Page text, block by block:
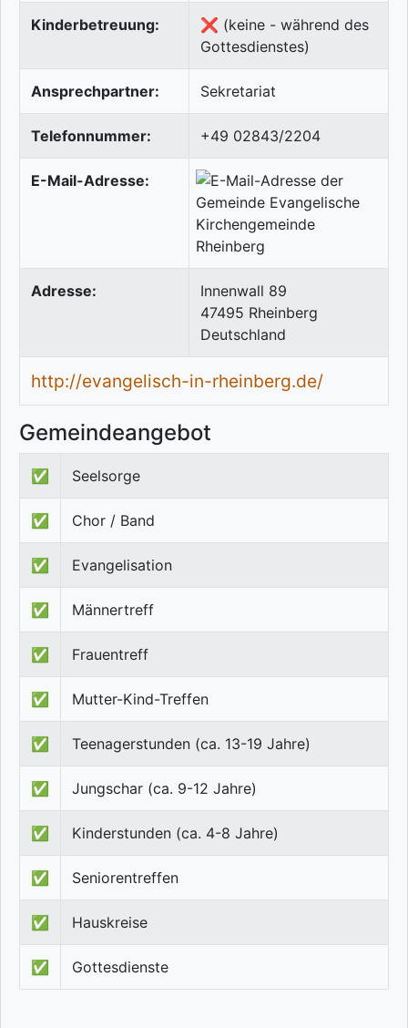
Kinderbetreuung:
❌ (keine - während des
Gottesdienstes)
Ansprechpartner: Sekretariat
Telefonnummer: +49 02843/2204
E-Mail-Adresse:
Adresse:
Innenwall 89
47495 Rheinberg
Deutschland
http://evangelisch-in-rheinberg.de/
Gemeindeangebot
✅ Seelsorge
✅ Chor / Band
✅ Evangelisation
✅ Männertreff
✅ Frauentreff
✅ Mutter-Kind-Treffen
✅ Teenagerstunden (ca. 13-19 Jahre)
✅ Jungschar (ca. 9-12 Jahre)
✅ Kinderstunden (ca. 4-8 Jahre)
✅ Seniorentreffen
✅ Hauskreise
✅ Gottesdienste